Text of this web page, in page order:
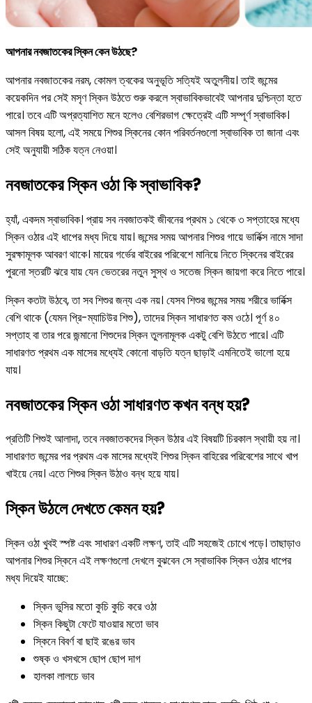
আপনার নবজাতকের স্কিন কেন উঠছে?
আপনার নবজাতকের নরম, কোমল ত্বকের অনুভূতি সত্যিই অতুলনীয়। তাই জন্মের
কয়েকদিন পর সেই মসৃণ স্কিন উঠতে শুরু করলে স্বাভাবিকভাবেই আপনার দুশ্চিন্তা হতে
পারে। তবে এটি অপ্রত্যাশিত মনে হলেও বেশিরভাগ ক্ষেত্রেই এটি সম্পূর্ণ স্বাভাবিক।
আসল বিষয় হলো, এই সময়ে শিশুর স্কিনের কোন পরিবর্তনগুলো স্বাভাবিক তা জানা এবং
সেই অনুযায়ী সঠিক যত্ন নেওয়া।
নবজাতকের স্কিন ওঠা কি স্বাভাবিক?
হ্যাঁ, একদম স্বাভাবিক। প্রায় সব নবজাতকই জীবনের প্রথম ১ থেকে ৩ সপ্তাহের মধ্যে
স্কিন ওঠার এই ধাপের মধ্য দিয়ে যায়। জন্মের সময় আপনার শিশুর গায়ে ভার্নিক্স নামে সাদা
সুরক্ষামূলক আবরণ থাকে। মায়ের গর্ভের বাইরের পরিবেশে মানিয়ে নিতে স্কিনের বাইরের
পুরনো স্তরটি ঝরে যায় যেন ভেতরের নতুন সুস্থ ও সতেজ স্কিন জায়গা করে নিতে পারে।
স্কিন কতটা উঠবে, তা সব শিশুর জন্য এক নয়। যেসব শিশুর জন্মের সময় শরীরে ভার্নিক্স
বেশি থাকে (যেমন প্রি-ম্যাচিউর শিশু), তাদের স্কিন সাধারণত কম ওঠে। পূর্ণ ৪০
সপ্তাহ বা তার পরে জন্মানো শিশুদের স্কিন তুলনামূলক একটু বেশি উঠতে পারে। এটি
সাধারণত প্রথম এক মাসের মধ্যেই কোনো বাড়তি যত্ন ছাড়াই এমনিতেই ভালো হয়ে
যায়।
নবজাতকের স্কিন ওঠা সাধারণত কখন বন্ধ হয়?
প্রতিটি শিশুই আলাদা, তবে নবজাতকদের স্কিন উঠার এই বিষয়টি চিরকাল স্থায়ী হয় না।
সাধারণত জন্মের পর প্রথম এক মাসের মধ্যেই শিশুর স্কিন বাহিরের পরিবেশের সাথে খাপ
খাইয়ে নেয়। এতে শিশুর স্কিন উঠাও বন্ধ হয়ে যায়।
স্কিন উঠলে দেখতে কেমন হয়?
স্কিন ওঠা খুবই স্পষ্ট এবং সাধারণ একটি লক্ষণ, তাই এটি সহজেই চোখে পড়ে। তাছাড়াও
আপনার শিশুর স্কিনে এই লক্ষণগুলো দেখলে বুঝবেন সে স্বাভাবিক স্কিন ওঠার ধাপের
মধ্য দিয়েই যাচ্ছে:
স্কিন ভুসির মতো কুচি কুচি করে ওঠা
স্কিন কিছুটা ফেটে যাওয়ার মতো ভাব
স্কিনে বিবর্ণ বা ছাই রঙের ভাব
শুষ্ক ও খসখসে ছোপ ছোপ দাগ
হালকা লালচে ভাব